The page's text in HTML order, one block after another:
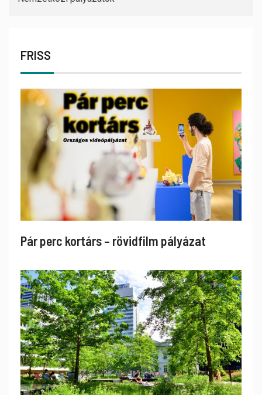
FRISS
Pár perc kortárs – rövidfilm pályázat